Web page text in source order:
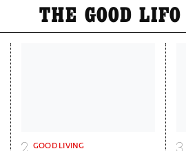
THE GOOD LIFO
GOOD LIVING